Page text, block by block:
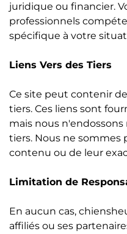
juridique ou financier.
professionnels
spécifique à votre
Liens Vers des Tiers
Ce site peut contenir
tiers. Ces liens sont
mais nous
tiers. Nous ne sommes
contenu ou de leur
Limitation de
En aucun cas,
affiliés ou ses